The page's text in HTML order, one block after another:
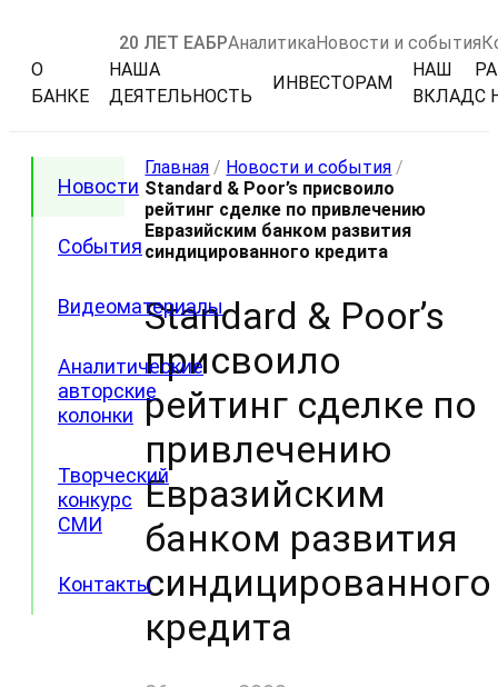
20 ЛЕТ ЕАБРАналитикаНовости и события
О
БАНКЕ
НАША
ДЕЯТЕЛЬНОСТЬ
ИНВЕСТОРАМ
НАШ
ВКЛАДС
Новости
События
Видеоматериалы
Аналитические
авторские
колонки
Творческий
конкурс
СМИ
Контакты
Главная / Новости и события /
Standard & Poor’s присвоило
рейтинг сделке по привлечению
Евразийским банком развития
синдицированного кредита
Standard & Poor’s
присвоило
рейтинг сделке по
привлечению
Евразийским
банком развития
синдицированного
кредита